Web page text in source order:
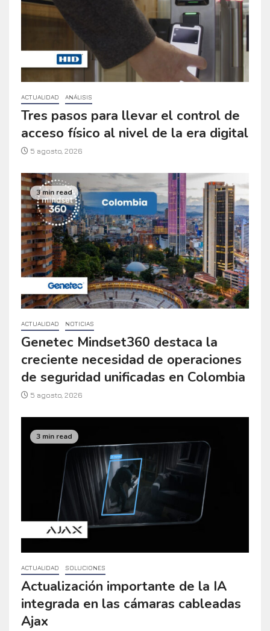
ACTUALIDAD ANÁLISIS
Tres pasos para llevar el control de
acceso físico al nivel de la era digital
5 agosto, 2026
3 min read
ACTUALIDAD NOTICIAS
Genetec Mindset360 destaca la
creciente necesidad de operaciones
de seguridad unificadas en Colombia
5 agosto, 2026
3 min read
ACTUALIDAD SOLUCIONES
Actualización importante de la IA
integrada en las cámaras cableadas
Ajax